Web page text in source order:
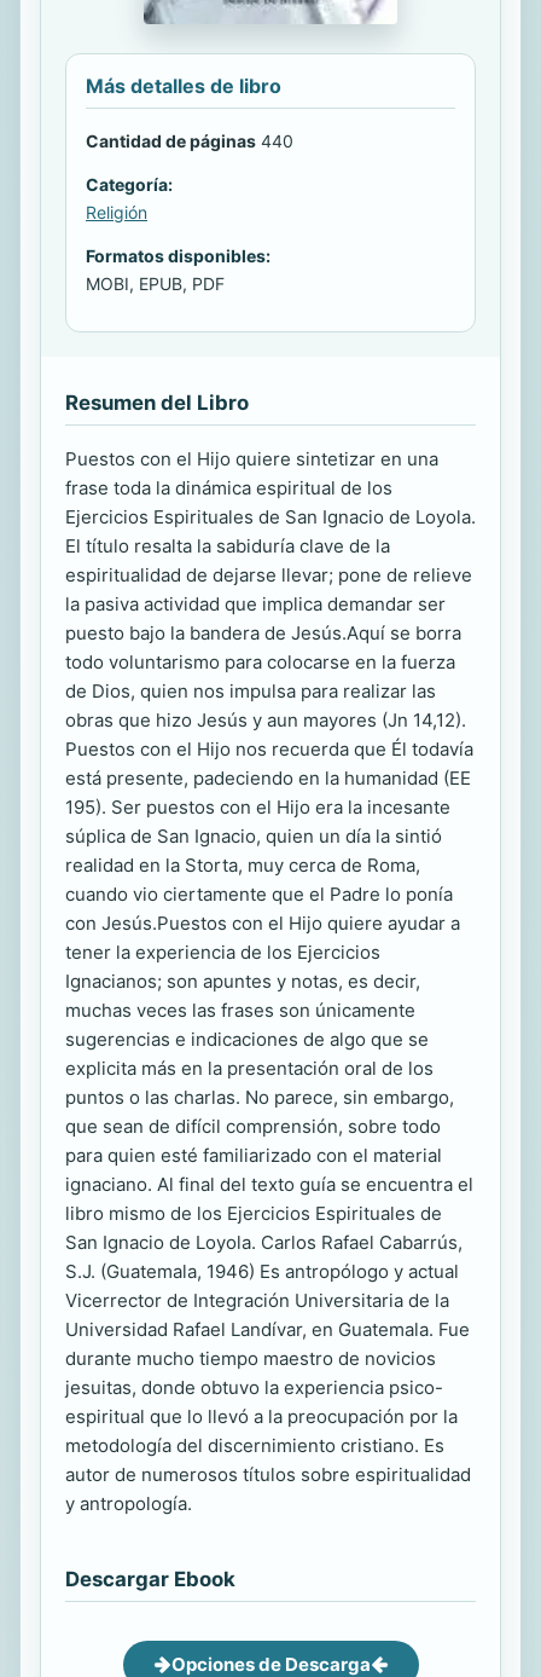
Más detalles de libro
Cantidad de páginas 440
Categoría:
Religión
Formatos disponibles:
MOBI, EPUB, PDF
Resumen del Libro
Puestos con el Hijo quiere sintetizar en una
frase toda la dinámica espiritual de los
Ejercicios Espirituales de San Ignacio de Loyola.
El título resalta la sabiduría clave de la
espiritualidad de dejarse llevar; pone de relieve
la pasiva actividad que implica demandar ser
puesto bajo la bandera de Jesús.Aquí se borra
todo voluntarismo para colocarse en la fuerza
de Dios, quien nos impulsa para realizar las
obras que hizo Jesús y aun mayores (Jn 14,12).
Puestos con el Hijo nos recuerda que Él todavía
está presente, padeciendo en la humanidad (EE
195). Ser puestos con el Hijo era la incesante
súplica de San Ignacio, quien un día la sintió
realidad en la Storta, muy cerca de Roma,
cuando vio ciertamente que el Padre lo ponía
con Jesús.Puestos con el Hijo quiere ayudar a
tener la experiencia de los Ejercicios
Ignacianos; son apuntes y notas, es decir,
muchas veces las frases son únicamente
sugerencias e indicaciones de algo que se
explicita más en la presentación oral de los
puntos o las charlas. No parece, sin embargo,
que sean de difícil comprensión, sobre todo
para quien esté familiarizado con el material
ignaciano. Al final del texto guía se encuentra el
libro mismo de los Ejercicios Espirituales de
San Ignacio de Loyola. Carlos Rafael Cabarrús,
S.J. (Guatemala, 1946) Es antro­pólogo y actual
Vicerrector de Integración Universitaria de la
Universidad Rafael Landívar, en Guatemala. Fue
durante mucho tiempo maestro de novicios
jesuitas, donde obtuvo la experiencia psico-
espiritual que lo llevó a la preocupación por la
metodología del discernimiento cristiano. Es
autor de numerosos títulos sobre espiritualidad
y antropología.
Descargar Ebook
Opciones de Descarga